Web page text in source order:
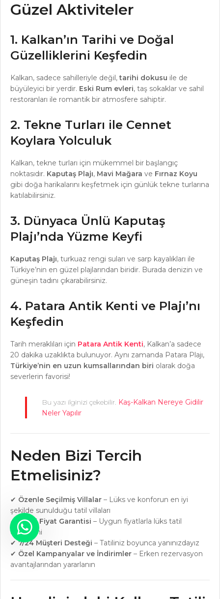
Güzel Aktiviteler
1. Kalkan’ın Tarihi ve Doğal
Güzelliklerini Keşfedin
Kalkan, sadece sahilleriyle değil,tarihi dokusu ile de
büyüleyici bir yerdir. Eski Rum evleri, taş sokaklar ve sahil
restoranları ile romantik bir atmosfere sahiptir.
2. Tekne Turları ile Cennet
Koylara Yolculuk
Kalkan, tekne turları için mükemmel bir başlangıç
noktasıdır. Kaputaş Plajı, Mavi Mağara ve Fırnaz Koyu
gibi doğa harikalarını keşfetmek için günlük tekne turlarına
katılabilirsiniz.
3. Dünyaca Ünlü Kaputaş
Plajı’nda Yüzme Keyfi
Kaputaş Plajı, turkuaz rengi suları ve sarp kayalıkları ile
Türkiye’nin en güzel plajlarından biridir. Burada denizin ve
güneşin tadını çıkarabilirsiniz.
4. Patara Antik Kenti ve Plajı’nı
Keşfedin
Tarih meraklıları için Patara Antik Kenti, Kalkan’a sadece
20 dakika uzaklıkta bulunuyor. Aynı zamanda Patara Plajı,
Türkiye’nin en uzun kumsallarından biri olarak doğa
severlerin favorisi!
Bu yazı ilginizi çekebilir. Kaş-Kalkan Nereye Gidilir
Neler Yapılır
Neden Bizi Tercih
Etmelisiniz?
✔ Özenle Seçilmiş Villalar – Lüks ve konforun en iyi
şekilde sunulduğu tatil villaları
✔En İyi Fiyat Garantisi – Uygun fiyatlarla lüks tatil
deneyimi
✔7/24 Müşteri Desteği – Tatiliniz boyunca yanınızdayız
✔ Özel Kampanyalar ve İndirimler – Erken rezervasyon
avantajlarından yararlanın